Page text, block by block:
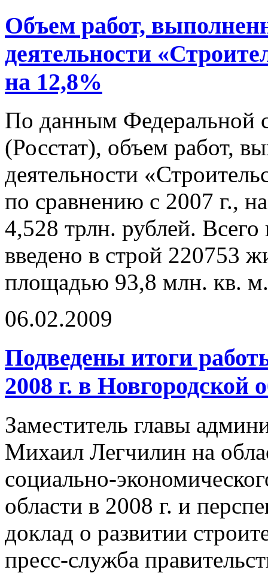
Объем работ,
деятельности
на 12,8%
По данным Федеральной
(Росстат), объем работ,
деятельности
по сравнению с 2007 г.,
4,528 трлн. рублей.
введено в строй 220753
площадью 93,8 млн. кв. м.
06.02.2009
Подведены итоги
2008 г. в Новгородской
Заместитель главы
Михаил Легчилин на
социально-
области в 2008 г. и
доклад о развитии
пресс-служба